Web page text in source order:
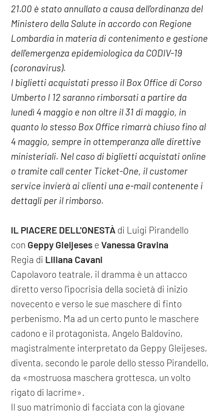
21.00 è stato annullato a causa dell'ordinanza del
Ministero della Salute in accordo con Regione
Lombardia in materia di contenimento e gestione
dell'emergenza epidemiologica da CODIV-19
(coronavirus).
I biglietti acquistati presso il Box Office di Corso
Umberto I 12 saranno rimborsati a partire da
lunedì 4 maggio e non oltre il 31 di maggio, in
quanto lo stesso Box Office rimarrà chiuso fino al
4 maggio, sempre in ottemperanza alle direttive
ministeriali. Nel caso di biglietti acquistati online
o tramite call center Ticket-One, il customer
service invierà ai clienti una e-mail contenente i
dettagli per il rimborso.
IL PIACERE DELL'ONESTÀ di Luigi Pirandello
con Geppy Gleijeses eVanessa Gravina
Regia di Liliana Cavani
Capolavoro teatrale, il dramma è un attacco
diretto verso l'ipocrisia della società di inizio
novecento e verso le sue maschere di finto
perbenismo. Ma ad un certo punto le maschere
cadono e il protagonista, Angelo Baldovino,
magistralmente interpretato da Geppy Gleijeses,
diventa, secondo le parole dello stesso Pirandello,
da «mostruosa maschera grottesca, un volto
rigato di lacrime».
Il suo matrimonio di facciata con la giovane